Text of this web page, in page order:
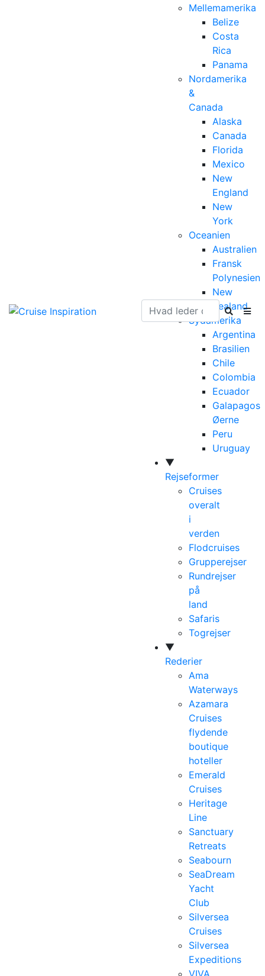
Mellemamerika
Belize
Costa
Rica
Panama
Nordamerika
&
Canada
Alaska
Canada
Florida
Mexico
New
England
New
York
Oceanien
Australien
Fransk
Polynesien
New
Zealand
Sydamerika
Argentina
Brasilien
Chile
Colombia
Ecuador
Galapagos
Øerne
Peru
Uruguay
▼
Rejseformer
Cruises
overalt
i
verden
Flodcruises
Grupperejser
Rundrejser
på
land
Safaris
Togrejser
▼
Rederier
Ama
Waterways
Azamara
Cruises
flydende
boutique
hoteller
Emerald
Cruises
Heritage
Line
Sanctuary
Retreats
Seabourn
SeaDream
Yacht
Club
Silversea
Cruises
Silversea
Expeditions
VIVA